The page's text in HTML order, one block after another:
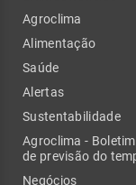
Agroclima
Alimentação
Saúde
Alertas
Sustentabilidade
Agroclima - Boletim
de previsão do
Negócios